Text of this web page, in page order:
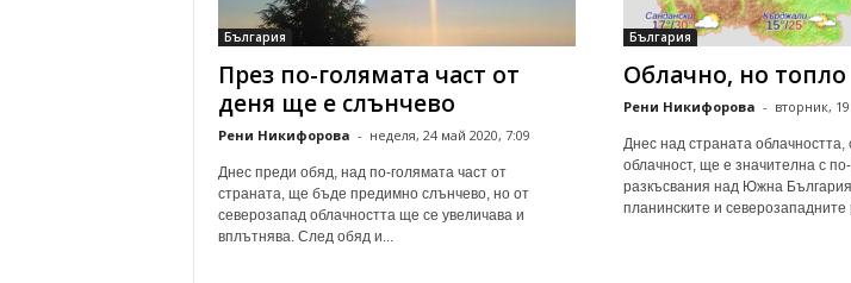
България
През по-голямата част от
деня ще е слънчево
Рени Никифорова - неделя, 24 май 2020, 7:09
Днес преди обяд, над по-голямата част от
страната, ще бъде предимно слънчево, но от
северозапад облачността ще се увеличава и
вплътнява. След обяд и...
България
Облачно, но топло
Рени Никифорова - вторник,
Днес над страната облачността,
облачност, ще е значителна с
разкъсвания над Южна
планинските и северозападните